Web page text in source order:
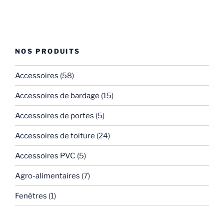
NOS PRODUITS
Accessoires (58)
Accessoires de bardage (15)
Accessoires de portes (5)
Accessoires de toiture (24)
Accessoires PVC (5)
Agro-alimentaires (7)
Fenêtres (1)